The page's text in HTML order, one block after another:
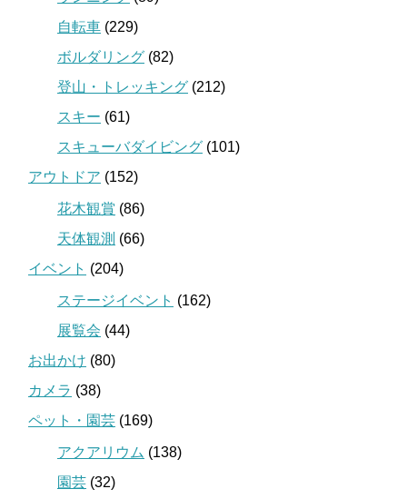
自転車 (229)
ボルダリング (82)
登山・トレッキング (212)
スキー (61)
スキューバダイビング (101)
アウトドア (152)
花木観賞 (86)
天体観測 (66)
イベント (204)
ステージイベント (162)
展覧会 (44)
お出かけ (80)
カメラ (38)
ペット・園芸 (169)
アクアリウム (138)
園芸 (32)